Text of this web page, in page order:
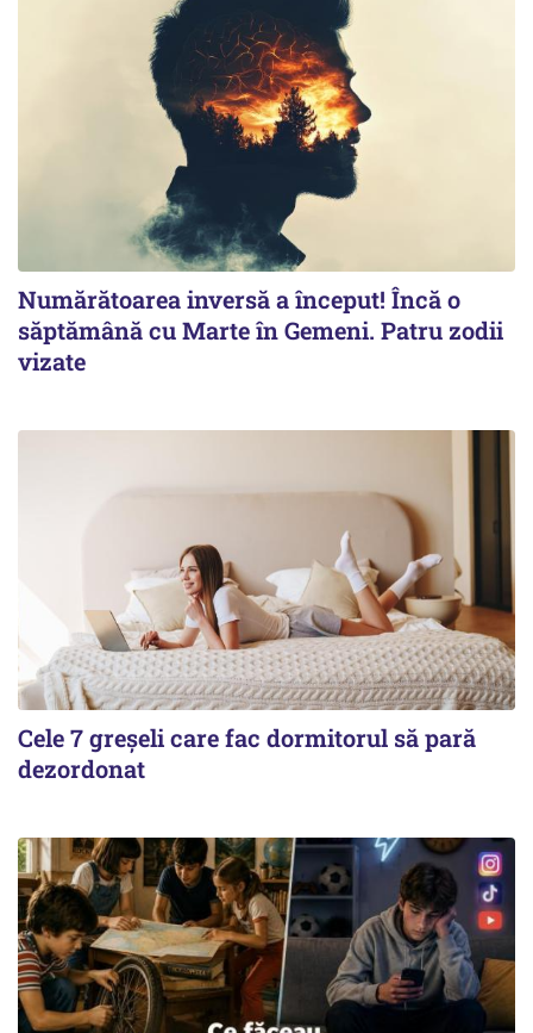
Numărătoarea inversă a început! Încă o
săptămână cu Marte în Gemeni. Patru zodii
vizate
Cele 7 greșeli care fac dormitorul să pară
dezordonat